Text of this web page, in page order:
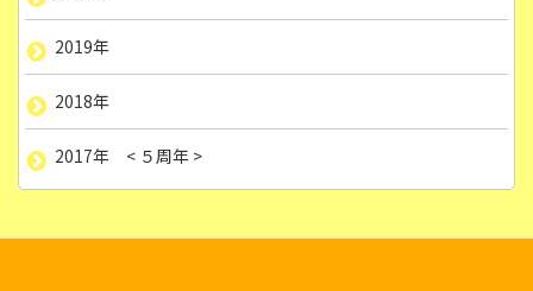
2019年
2018年
2017年 < ５周年 >